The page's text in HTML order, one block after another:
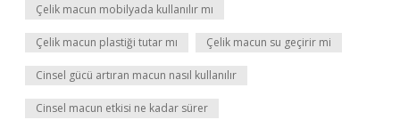
Çelik macun mobilyada kullanılır mı
Çelik macun plastiği tutar mı Çelik macun su geçirir mi
Cinsel gücü artıran macun nasıl kullanılır
Cinsel macun etkisi ne kadar sürer